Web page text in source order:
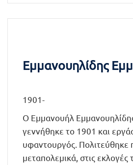
Εμμανουηλίδης
1901-
Ο Εμμανουήλ
γεννήθηκε το 1901 και
υφαντουργός.
μεταπολεμικά, στις εκλογές